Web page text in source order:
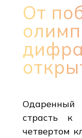
От
Одаренный
страсть к
четвертом